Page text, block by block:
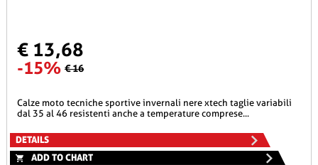
€ 13,68
-15% € 16
calze moto tecniche sportive invernali nere xtech taglie variabili
dal 35 al 46 resistenti anche a temperature comprese...
DETAILS
ADD TO CHART